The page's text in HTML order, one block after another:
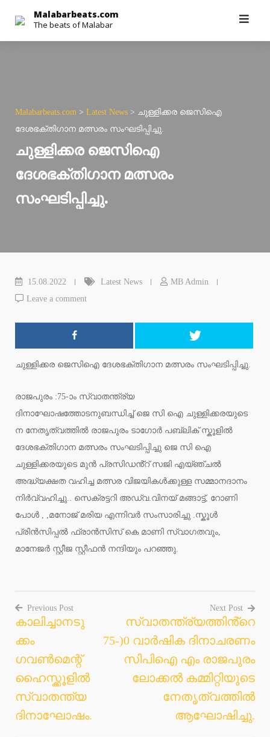
content
Malabarbeats.com
The beats of Malabar
Malabarbeats.com > Latest News > ചുള്ളിക്കര ജെസിഐ
ദേശഭക്തിഗാന മത്സരം സംഘടിപ്പിച്ചു.
ചുള്ളിക്കര ജെസിഐ
ദേശഭക്തിഗാന മത്സരം
സംഘടിപ്പിച്ചു.
15.08.2022 Latest News
MB Admin
Leave a comment
ചുള്ളിക്കര ജെസിഐ ദേശഭക്തിഗാന മത്സരം സംഘടിപ്പിച്ചു.
രാജപുരം :75-ാം സ്വാതന്ത്ര്യ
ദിനാഘോഷത്തോടനുബന്ധിച്ച് ജെ സി ഐ ചുള്ളിക്കരയുടെ
ന നേതൃത്വത്തിൽ രാജപുരം ടാഗോർ പബ്ലിക് സ്കൂളിൽ
ദേശഭക്തിഗാന മത്സരം സംഘടിപ്പിച്ചു ജെ സി ഐ
ചുള്ളിക്കരയുടെ മുൻ പ്രസിഡൻ്റ് സജി എയ്ഞ്ചൽ
അദ്ധ്യക്ഷത വഹിച്ച മത്സര വിജയികൾക്കുള്ള സമ്മാനദാനം
നിർവ്വഹിച്ചു.. സെക്രട്ടറി അഡ്വ.വിനയ് മങ്ങാട്ട്, റോണി
പോൾ , ,മനോജ് മരിയ എന്നിവർ സംസാരിച്ചു .സ്കൂൾ
പ്രിൻസിപ്പൽ ഫ്രാൻസിസ് കെ മാണി സ്വാഗതവും,
മാനേജർ സ്റ്റീജ സ്റ്റീഫൻ നന്ദിയും പറഞ്ഞു.
Post
navigation
Previous Post
കാലിച്ചാനടു
ക്കം
ഗവൺമെന്റ്
ഹൈസ്ക്കൂളിൽ
സ്വാതന്ത്യ
ദിനാഘോഷം.
Next Post
സ്വാതന്ത്ര്യത്തിൻ്റെ
75-)0 വാർഷിക ദിനാചരണം
സിപിഐ എം രാജപുരം
ലോക്കൽ കമ്മിറ്റിയുടെ
നേതൃത്വത്തിൽ
ആഘോഷിച്ചു.